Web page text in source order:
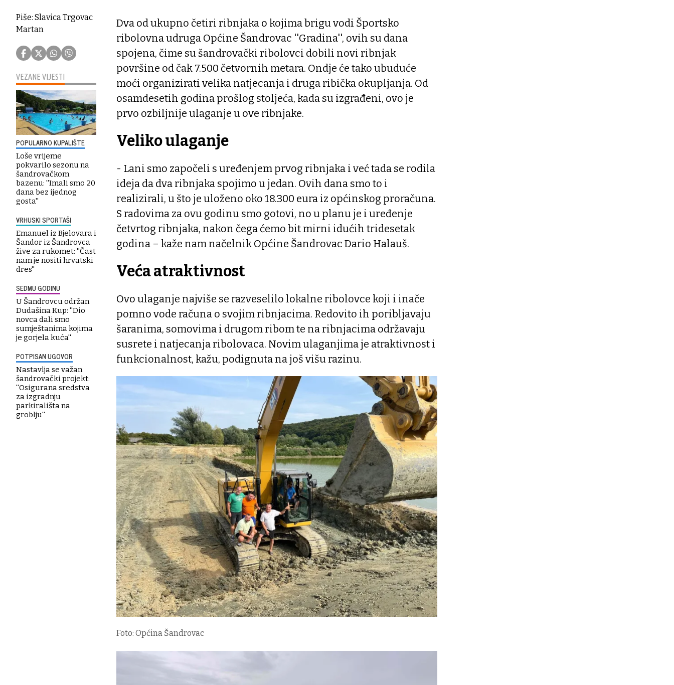
Piše: Slavica Trgovac
Martan
VEZANE VIJESTI
POPULARNO KUPALIŠTE
Loše vrijeme
pokvarilo sezonu na
šandrovačkom
bazenu: ''Imali smo 20
dana bez ijednog
gosta''
VRHUSKI SPORTAŠI
Emanuel iz Bjelovara i
Šandor iz Šandrovca
žive za rukomet: ''Čast
nam je nositi hrvatski
dres''
SEDMU GODINU
U Šandrovcu održan
Dudašina Kup: ''Dio
novca dali smo
sumještanima kojima
je gorjela kuća''
POTPISAN UGOVOR
Nastavlja se važan
šandrovački projekt:
''Osigurana sredstva
za izgradnju
parkirališta na
groblju''
Dva od ukupno četiri ribnjaka o kojima brigu vodi Športsko
ribolovna udruga Općine Šandrovac ''Gradina'', ovih su dana
spojena, čime su šandrovački ribolovci dobili novi ribnjak
površine od čak 7.500 četvornih metara. Ondje će tako ubuduće
moći organizirati velika natjecanja i druga ribička okupljanja. Od
osamdesetih godina prošlog stoljeća, kada su izgrađeni, ovo je
prvo ozbiljnije ulaganje u ove ribnjake.
Veliko ulaganje
- Lani smo započeli s uređenjem prvog ribnjaka i već tada se rodila
ideja da dva ribnjaka spojimo u jedan. Ovih dana smo to i
realizirali, u što je uloženo oko 18.300 eura iz općinskog proračuna.
S radovima za ovu godinu smo gotovi, no u planu je i uređenje
četvrtog ribnjaka, nakon čega ćemo bit mirni idućih tridesetak
godina – kaže nam načelnik Općine Šandrovac Dario Halauš.
Veća atraktivnost
Ovo ulaganje najviše se razveselilo lokalne ribolovce koji i inače
pomno vode računa o svojim ribnjacima. Redovito ih poribljavaju
šaranima, somovima i drugom ribom te na ribnjacima održavaju
susrete i natjecanja ribolovaca. Novim ulaganjima je atraktivnost i
funkcionalnost, kažu, podignuta na još višu razinu.
Foto: Općina Šandrovac